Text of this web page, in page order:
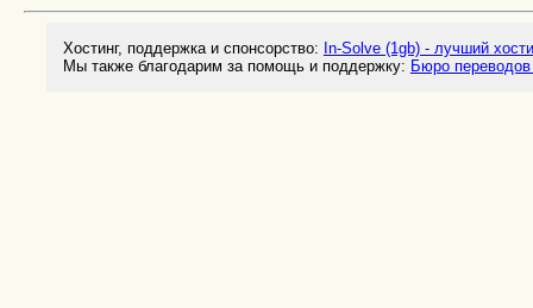
Хостинг, поддержка и спонсорство: In-Solve (1gb) - лучший
Мы также благодарим за помощь и поддержку: Бюро переводов